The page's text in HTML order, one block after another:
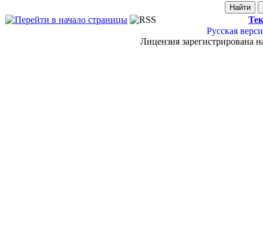
Русская
Лицензия зарегистрирована